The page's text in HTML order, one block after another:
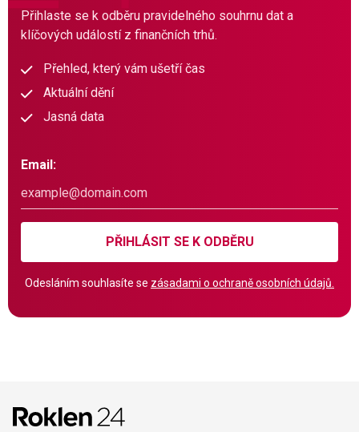
Přihlaste se k odběru pravidelného souhrnu dat a
klíčových událostí z finančních trhů.
Přehled, který vám ušetří čas
Aktuální dění
Jasná data
Email:
PŘIHLÁSIT SE K ODBĚRU
Odesláním souhlasíte se zásadami o ochraně osobních údajů.